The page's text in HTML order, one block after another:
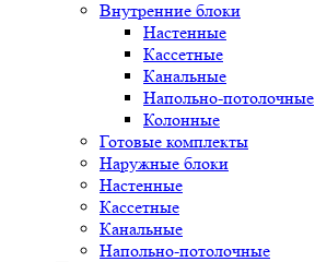
Внутренние блоки
Настенные
Кассетные
Канальные
Напольно-потолочные
Колонные
Готовые комплекты
Наружные блоки
Настенные
Кассетные
Канальные
Напольно-потолочные